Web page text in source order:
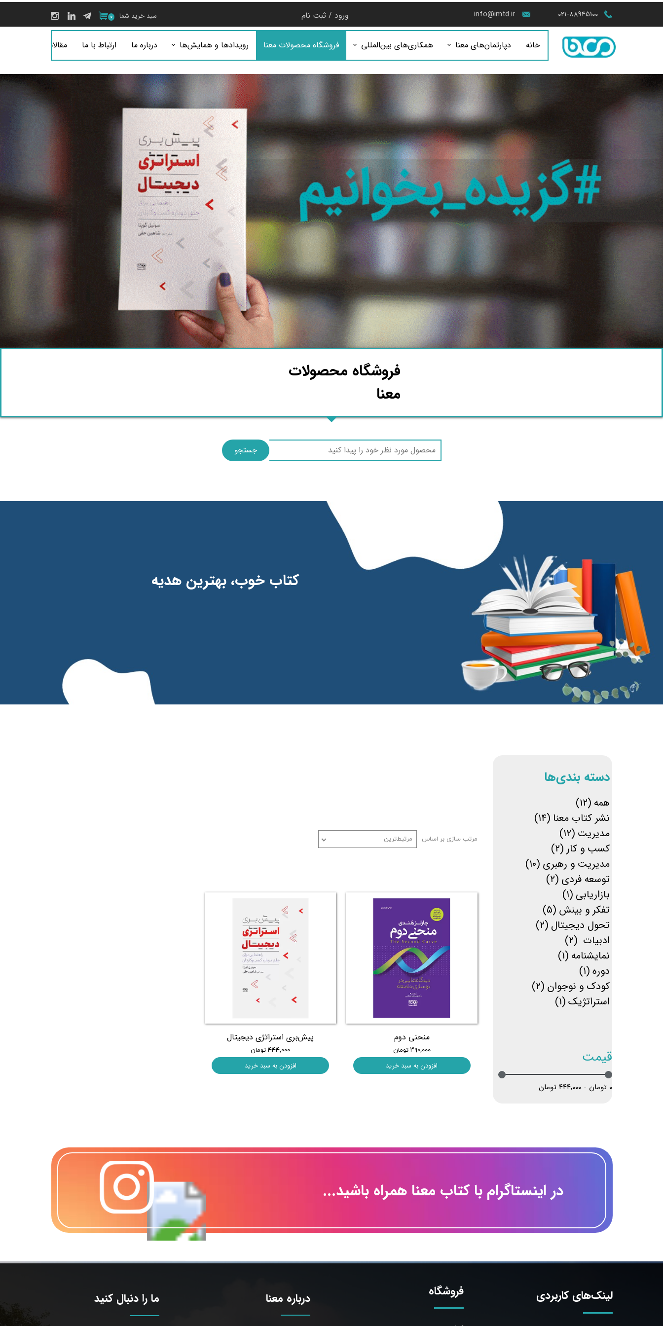
021-88945100
info@imtd.ir ۰ سبد خرید شما ورود / ثبت نام
حساب کاربری من
تغییر گذر واژه
سفارشات
خروج از حساب
کاربری
خانه دپارتمان‌های معنا همکاری‌های بین‌المللی فروشگاه محصولات معنا رویدادها و همایش‌ها درباره ما ارتباط با ما مقالات
فروشگاه محصولات
معنا
جستجو
​​کتاب خوب، بهترین هدیه
مرتب سازی بر اساس مرتبط‌ترین
منحنی دوم
۳۹۰,۰۰۰ تومان
افزودن به سبد خرید
پیش‌بری استراتژی دیجیتال
۴۴۴,۰۰۰ تومان
افزودن به سبد خرید
همه (۱۲)
نشر کتاب معنا (۱۴)
مدیریت (۱۲)
کسب و کار (۲)
مدیریت و رهبری (۱۰)
توسعه فردی (۲)
بازاریابی (۱)
تفکر و بینش (۵)
تحول دیجیتال (۲)
ادبیات (۲)
نمایشنامه (۱)
دوره(۱)
کودک و نوجوان (۲)
استراتژیک(۱)
قیمت
۰ تومان - ۴۴۴,۰۰۰ تومان
​دسته بندی‌ها
​در اینستاگرام با کتاب معنا همراه باشید...
فروشگاه درباره معنا ما را دنبال کنید لینک‌های کاربردی